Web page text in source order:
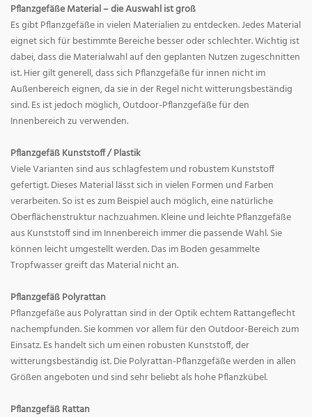
Pflanzgefäße Material – die Auswahl ist groß
Es gibt Pflanzgefäße in vielen Materialien zu entdecken. Jedes Material
eignet sich für bestimmte Bereiche besser oder schlechter. Wichtig ist
dabei, dass die Materialwahl auf den geplanten Nutzen zugeschnitten
ist. Hier gilt generell, dass sich Pflanzgefäße für innen nicht im
Außenbereich eignen, da sie in der Regel nicht witterungsbeständig
sind. Es ist jedoch möglich, Outdoor-Pflanzgefäße für den
Innenbereich zu verwenden.
Pflanzgefäß Kunststoff / Plastik
Viele Varianten sind aus schlagfestem und robustem Kunststoff
gefertigt. Dieses Material lässt sich in vielen Formen und Farben
verarbeiten. So ist es zum Beispiel auch möglich, eine natürliche
Oberflächenstruktur nachzuahmen. Kleine und leichte Pflanzgefäße
aus Kunststoff sind im Innenbereich immer die passende Wahl. Sie
können leicht umgestellt werden. Das im Boden gesammelte
Tropfwasser greift das Material nicht an.
Pflanzgefäß Polyrattan
Pflanzgefäße aus Polyrattan sind in der Optik echtem Rattangeflecht
nachempfunden. Sie kommen vor allem für den Outdoor-Bereich zum
Einsatz. Es handelt sich um einen robusten Kunststoff, der
witterungsbeständig ist. Die Polyrattan-Pflanzgefäße werden in allen
Größen angeboten und sind sehr beliebt als hohe Pflanzkübel.
Pflanzgefäß Rattan